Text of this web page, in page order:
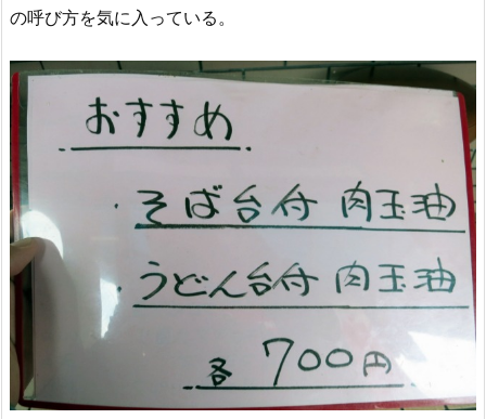
の呼び方を気に入っている。